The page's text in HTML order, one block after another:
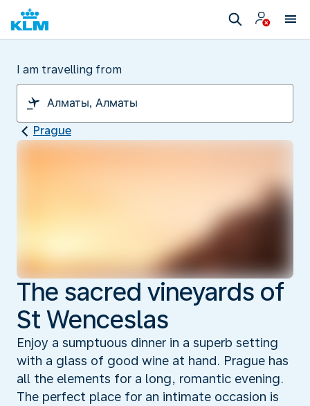
I am travelling from
Prague
The sacred vineyards of
St Wenceslas
Enjoy a sumptuous dinner in a superb setting
with a glass of good wine at hand. Prague has
all the elements for a long, romantic evening.
The perfect place for an intimate occasion is